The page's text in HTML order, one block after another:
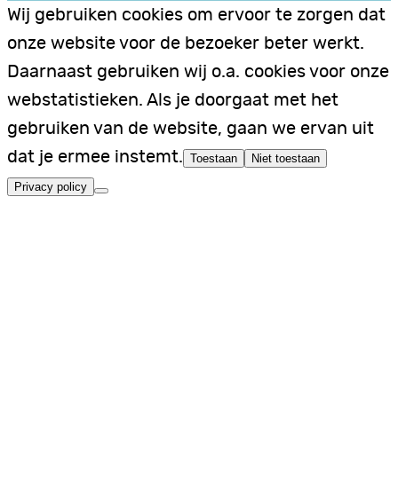
Wij gebruiken cookies om ervoor te zorgen dat
onze website voor de bezoeker beter werkt.
Daarnaast gebruiken wij o.a. cookies voor onze
webstatistieken. Als je doorgaat met het
gebruiken van de website, gaan we ervan uit
dat je ermee instemt. Toestaan Niet toestaan
Privacy policy